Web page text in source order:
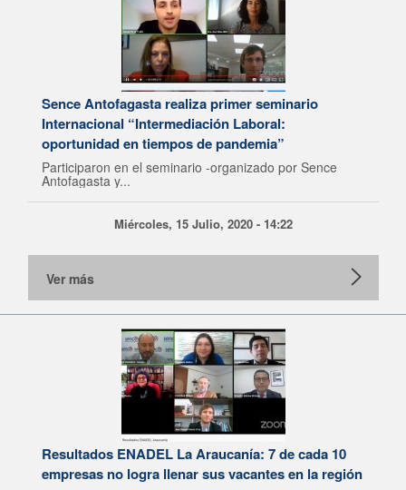
Sence Antofagasta realiza primer seminario
Internacional “Intermediación Laboral:
oportunidad en tiempos de pandemia”
Participaron en el seminario -organizado por Sence
Antofagasta y...
Miércoles, 15 Julio, 2020 - 14:22
Ver más
Resultados ENADEL La Araucanía: 7 de cada 10
empresas no logra llenar sus vacantes en la región